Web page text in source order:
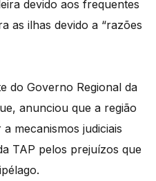
devido aos frequentes
as ilhas devido a “razões
do Governo Regional da
anunciou que a região
mecanismos judiciais
TAP pelos prejuízos que